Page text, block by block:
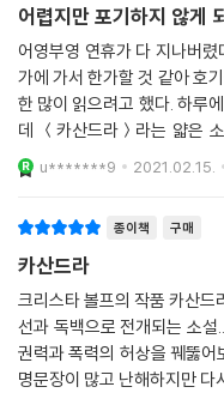
을 여신에게 바쳐야 한다고.
클까? 누가 알겠는가.
--- p.181
소설 속 트로이의 모습은 『카
이기도 하다. 크리스타 볼프는
며 나라에서 인정받는 작가이
대표하는 지식인으로서 꾸준
문에 내놓는 작품은 매번 검
시인 볼프 비어만이 동독에서
정보기관 슈타지의 공공연한
『카산드라』에서 트로이 왕
눈을 감는다. 왕의 딸이자 사
인다. 자존심을 내세우며 대
을 채울 뿐이다. 전쟁이 길어지
어렵지만 포기하지 않게
어영부영 연휴가 다 지나버
가에 가서 한가할 것 같아 호
한 많이 읽으려고 했다. 하루
데 ＜카산드라＞라는 얇은
소비했다. 원래는 안맞다 싶
에 미련없이 덮어버리는데 이
u*******9 2021.02.15.
종이책 구매
카산드라
크리스타 볼프의 작품 카산드
선과 독백으로 전개되는 소설
권력과 폭력의 허상을 꿰뚫어보는 그녀이지만
명문장이 많고 난해하지만 다